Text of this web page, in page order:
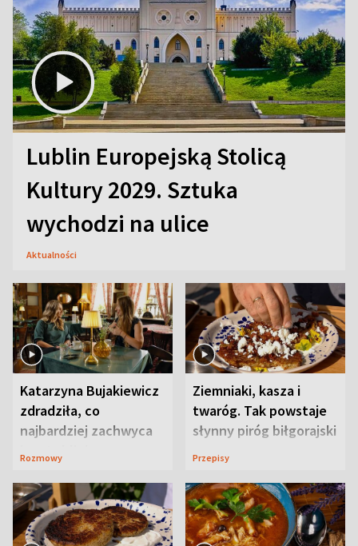
Lublin Europejską Stolicą
Kultury 2029. Sztuka
wychodzi na ulice
Aktualności
Katarzyna Bujakiewicz
zdradziła, co
najbardziej zachwyca
ją w Lublinie
Rozmowy
Ziemniaki, kasza i
twaróg. Tak powstaje
słynny piróg biłgorajski
Przepisy